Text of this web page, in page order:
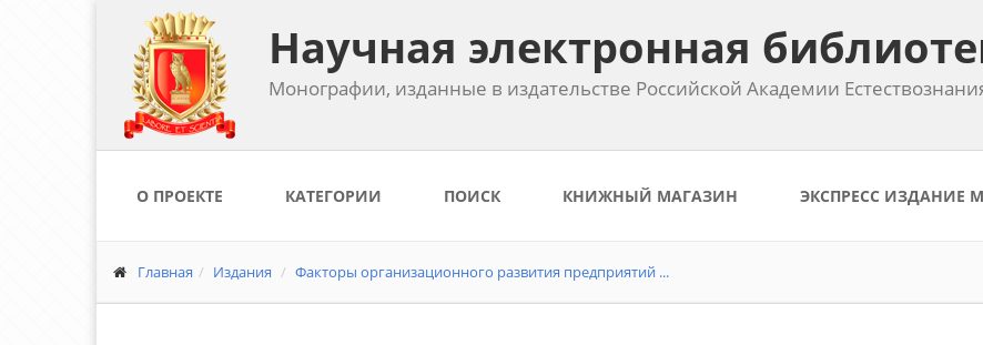
Научная электронная
Монографии, изданные в издательстве Российской Академии
О ПРОЕКТЕ КАТЕГОРИИ ПОИСК КНИЖНЫЙ МАГАЗИН ЭКСПРЕСС ИЗДАНИЕ
Главная Издания Факторы организационного развития предприятий ...